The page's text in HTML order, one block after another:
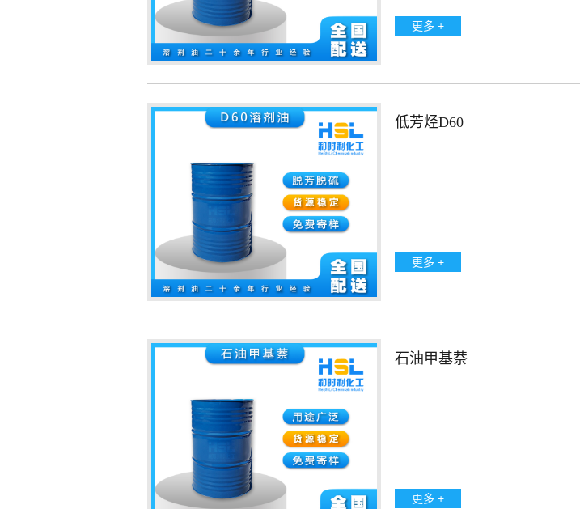
更多 +
低芳烃D60
更多 +
石油甲基萘
更多 +